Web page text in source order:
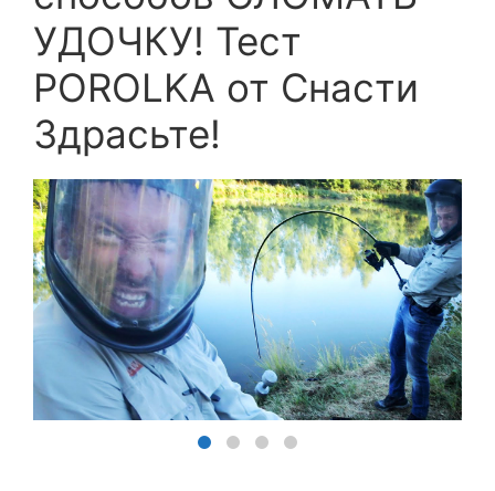
УДОЧКУ! Тест
POROLKA от Снасти
Здрасьте!